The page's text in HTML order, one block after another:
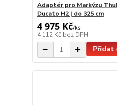
Adaptér pro Markýzu
Ducato H2 | do 325 cm
4 975 Kč/ks
4 112 Kč bez DPH
Přidat